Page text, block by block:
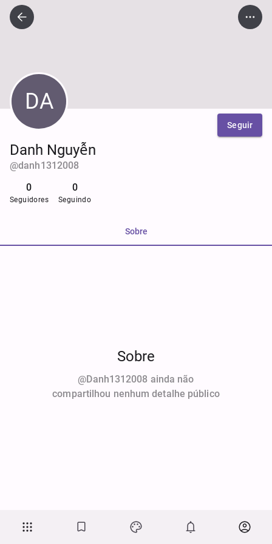
DA
Seguir
Danh Nguyễn
@danh1312008
0
Seguidores
0
Seguindo
Sobre
Sobre
@danh1312008 ainda não
compartilhou nenhum detalhe público